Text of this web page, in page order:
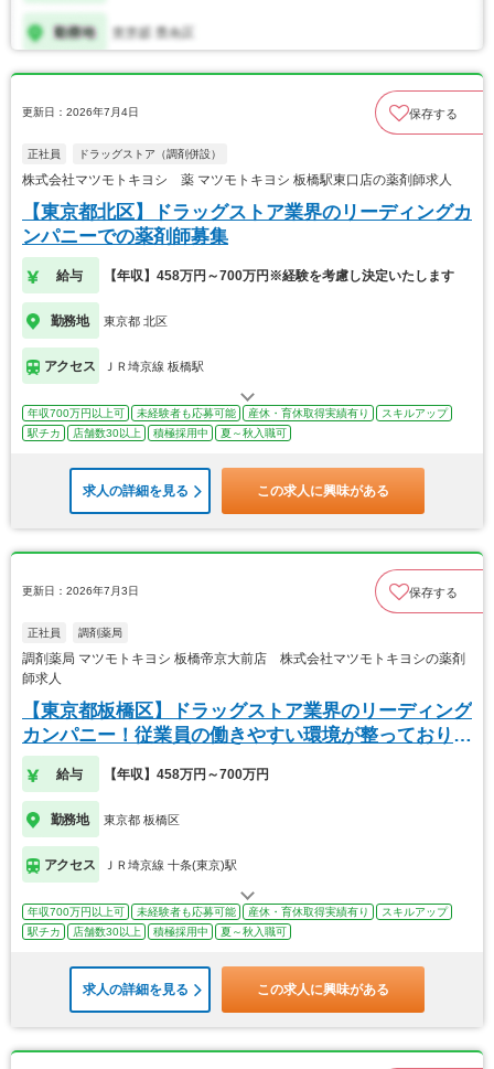
更新日：2026年7月4日 保存する
正社員 ドラッグストア（調剤併設）
株式会社マツモトキヨシ 薬 マツモトキヨシ 板橋駅東口店の薬剤師求人
【東京都北区】ドラッグストア業界のリーディングカ
ンパニーでの薬剤師募集
給与 【年収】458万円～700万円※経験を考慮し決定いたします
勤務地 東京都 北区
アクセス ＪＲ埼京線 板橋駅
年収700万円以上可 未経験者も応募可能 産休・育休取得実績有り
スキルアップ
駅チカ
店舗数30以上 積極採用中 夏～秋入職可
求人の詳細を見る この求人に興味がある
更新日：2026年7月3日 保存する
正社員 調剤薬局
調剤薬局 マツモトキヨシ 板橋帝京大前店 株式会社マツモトキヨシの薬剤
師求人
【東京都板橋区】ドラッグストア業界のリーディング
カンパニー！従業員の働きやすい環境が整っておりま
す！
給与 【年収】458万円～700万円
勤務地 東京都 板橋区
アクセス ＪＲ埼京線 十条(東京)駅
年収700万円以上可 未経験者も応募可能 産休・育休取得実績有り
スキルアップ
駅チカ
店舗数30以上 積極採用中 夏～秋入職可
求人の詳細を見る この求人に興味がある